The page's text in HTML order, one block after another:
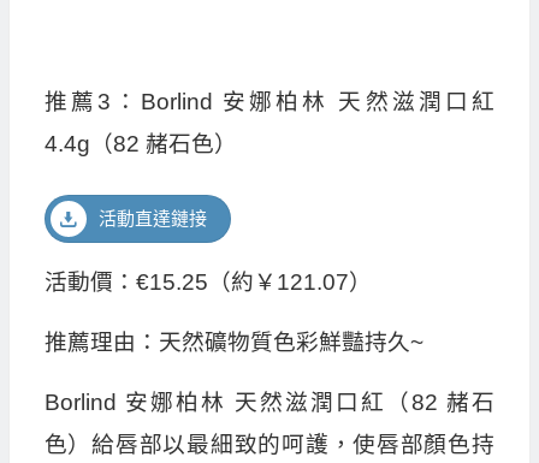
推薦3：Borlind 安娜柏林 天然滋潤口紅
4.4g（82 赭石色）
活動直達鏈接
活動價：€15.25（約￥121.07）
推薦理由：天然礦物質色彩鮮豔持久~
Borlind 安娜柏林 天然滋潤口紅（82 赭石
色）給唇部以最細致的呵護，使唇部顏色持